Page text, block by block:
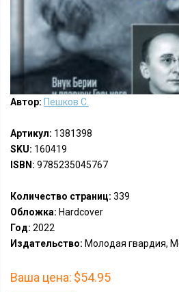
Автор: Пешков С.
Артикул: 1381398
SKU: 160419
ISBN: 9785235045767
Количество страниц: 339
Обложка: Hardcover
Год: 2022
Издательство: Молодая гвардия,
Ваша цена: $54.95